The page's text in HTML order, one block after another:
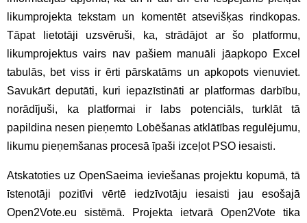
likumprojekta tekstam un komentēt atsevišķas rindkopas.
Tāpat lietotāji uzsvēruši, ka, strādājot ar šo platformu,
likumprojektus vairs nav pašiem manuāli jāapkopo Excel
tabulās, bet viss ir ērti pārskatāms un apkopots vienuviet.
Savukārt deputāti, kuri iepazīstināti ar platformas darbību,
norādījuši, ka platformai ir labs potenciāls, turklāt tā
papildina nesen pieņemto Lobēšanas atklātības regulējumu,
likumu pieņemšanas procesā īpaši izceļot PSO iesaisti.
Atskatoties uz OpenSaeima ieviešanas projektu kopumā, tā
īstenotāji pozitīvi vērtē iedzīvotāju iesaisti jau esošajā
Open2Vote.eu sistēmā. Projekta ietvarā Open2Vote tika